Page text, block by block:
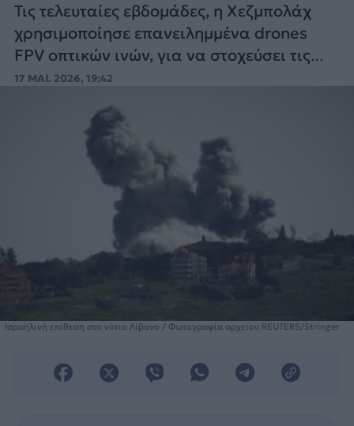
Τις τελευταίες εβδομάδες, η Χεζμπολάχ
χρησιμοποίησε επανειλημμένα drones
FPV οπτικών ινών, για να στοχεύσει τις
ισραηλινές δυνάμεις στον Λίβανο.
17 ΜΑΙ. 2026, 19:42
Ισραηλινή επίθεση στο νότιο Λίβανο / Φωτογραφία αρχείου REUTERS/Stringer